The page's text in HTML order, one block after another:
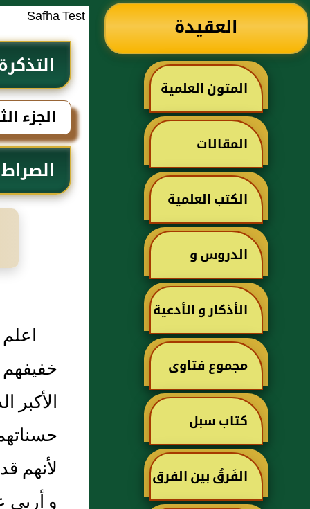
العقيدة
المتون العلمية
المقالات
الكتب العلمية
الدروس و
الخطب
الأذكار و الأدعية
مجموع فتاوى
ابن تيمية
كتاب سبل
السلام في شرح
الفَرقُ بين الفرق
Safha Test
الجزء
الصراط
الأكبر
لأنهم